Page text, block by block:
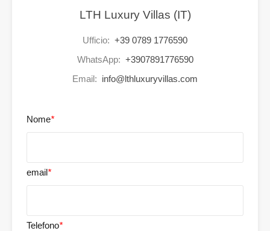
LTH Luxury Villas (IT)
Ufficio: +39 0789 1776590
WhatsApp: +3907891776590
Email: info@lthluxuryvillas.com
Nome*
email*
Telefono*